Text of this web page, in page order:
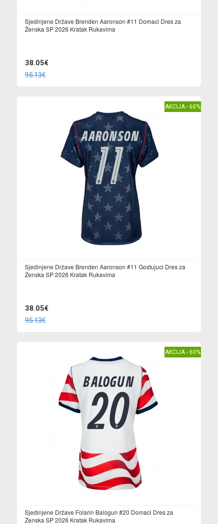
Sjedinjene Države Brenden Aaronson #11 Domaci Dres za
Ženska SP 2026 Kratak Rukavima
38.05€
95.13€
AKCIJA - 60%
Sjedinjene Države Brenden Aaronson #11 Gostujuci Dres za
Ženska SP 2026 Kratak Rukavima
38.05€
95.13€
AKCIJA - 60%
Sjedinjene Države Folarin Balogun #20 Domaci Dres za
Ženska SP 2026 Kratak Rukavima